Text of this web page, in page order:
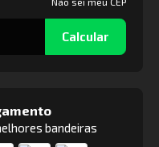
Calcular
bandeiras